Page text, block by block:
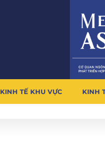
KINH TẾ KHU VỰC KINH